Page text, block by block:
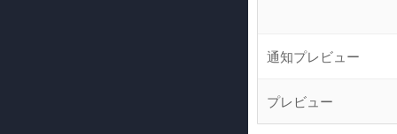
通知プレビュー
プレビュー